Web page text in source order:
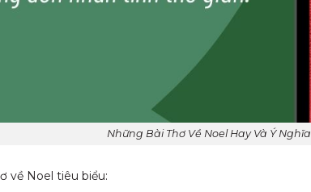
Những Bài Thơ Về Noel Hay Và Ý Nghĩa
về Noel tiêu biểu: